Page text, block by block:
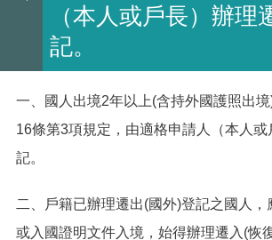
（本人或戶長）辦理
記。
一、國人出境2年以上(含持外國護照出
16條第3項規定，由適格申請人（本人
記。
二、戶籍已辦理遷出(國外)登記之國人，
或入國證明文件入境，始得辦理遷入(恢